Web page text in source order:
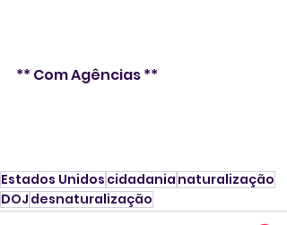
** Com Agências **
Estados Unidos cidadania naturalização
DOJ desnaturalização